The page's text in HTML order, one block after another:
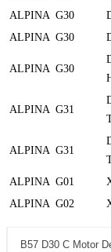
ALPINA G30
ALPINA G30
ALPINA G30
ALPINA G31
ALPINA G31
ALPINA G01
ALPINA G02
B57 D30 C Motor